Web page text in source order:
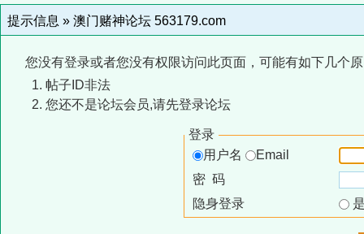
提示信息 » 澳门赌神论坛 563179.com
您没有登录或者您没有权限访问此页面，可能有如下几个
帖子ID非法
您还不是论坛会员,请先登录论坛
登录
用户名
Email
密 码
隐身登录